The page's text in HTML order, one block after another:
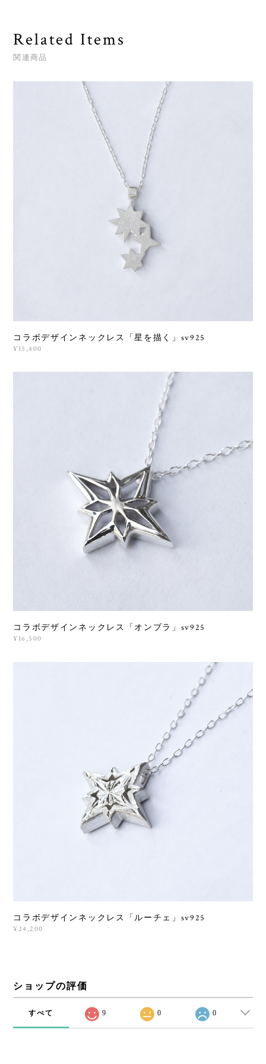
Related Items
関連商品
コラボデザインネックレス「星を描く」sv925
¥15,400
コラボデザインネックレス「オンブラ」sv925
¥16,500
コラボデザインネックレス「ルーチェ」sv925
¥24,200
ショップの評価
すべて 9 0 0